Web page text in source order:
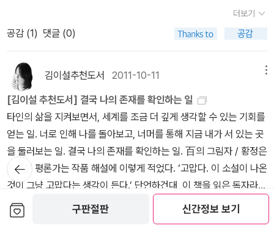
구판절판 신간정보 보기
서 줄리언이 고문 장면을 고문 피해자의 입장에서 얼마나 자세하고
소리 같은것들. 그러나 나는 이 책 속의 책, 쿠엥카의 고문의 이야기가
어떻게 진행될지 궁금했다. 끔찍한 결말이니 당연히 여기 이렇게 존
재하고 있는 것이라고 짐작하면서도, 그러나 내 짐작이 틀리기를 바
랐다. 고문을 당한 발레로와 산체스는 호세 그리말도스를 살해한 후
시신을 훼손했다고 자백했다. 그런데 이상하게도 그들은 시신을 유기
한 장소를 말하지 못했다. 줄리언이 주목했듯이 이 사실은 자백의 신
빙성을 의심하게 만들었어야 했지만, 오히려 그들의 유죄를 입증하는
추가 증거로 받아들여졌다. (p.68)그리고.수많은 범죄 혐의에 대하
여 검사는 사형을 구형했지만, 재판은 스페인 사법부의 미로 같은 방
이보나 흐미엘레프스카 이보나 흐미엘레프스카<두 사람>,<발가락
>,<문제가 생겼어요!>,<반이나 차 있을까 반밖에 없을까?>,<눈
> 이보나 흐미엘레프스카의 작품을 가끔 읽고 좋다고 여긴 적이 있
었지만 이 긴 이름을 한 번에 딱 외우게 만든 작품은 [마음의 집]이었
다. 내 마음의 집에는 방이 여러 개 있다는 그 생각이 나를 혹은 상대
를 이해하게 하는 문을 열어준 것 같았고, 이 작품 이후 이보나 흐미엘
레프스카의 그림을 무척 좋아하게 되었다. 생각보다 매우 유명했던
이 그림작가는 앞서 말한 두 작가만큼이나 왕성한 작품활동을 하고
있다. 철학적이고 상상력을 펼칠 수 있는 이보나 흐미엘레프스카
의 그림책은 다음과 같이 가지고 있으며 그중 지금도 가장 좋아하는
작가의 작품은 [마음의 집]이다. 3. 이수지, 노인경, 이혜리 이
수지<파도야 놀자>,<동물원>,<그림자 놀이>,<나의 명원 화실>,<
린 천원이 다른 나라 어린이에게는 교육과 생명의 돈이 될 수 있다는
사실을 알게 한다. 375. 말놀이 동시집 5
말놀이 동시집. 개인
크고 재밌는 호기심백과
입한 책. 377. 배고픈 여우 콘라트
려다 오리를 키우는 이야기. 감동스럽기까지하다. 378. 열두달
토끼밥상유치원에서 요리활동- 특히 자연물이나 농산물을 이용한
요리활동을 많이 하는 덕인지 이 책의 내용은 한솔이의 흥미를 이끌
어준다. 379. 나도 같이 놀고싶단말이야혼자 자라는 우리 한
솔이는 형제가 없다보니 늘 내가 놀아줘야한다. 그렇다고 한솔이하고
놀아라고 애를 하나 더 낳을수도 없고. ^^; 380. 도와줘, 빈스!
식물의 열매맺기를 위한 작업을 다양한 곤충들의 모습을 통해 보여주
는 그림책. 이 책 재미나다. 381. 깜장콩벌레아기그림책이지
교사가 말하지 말고 학생이 말하게 해야 한다고 한다. 수학과에서 토
의 학습이 이루어지려면 교구가 주어져야 하는데 그것은 간단한 학습
지 한 장일 수도 있다는 사실! 수학강사님이 추천하신 이 책을 읽어 볼
생각이다. 아무리 근사하게 말하고 교육하더라도 배우지 못하는 아이
들이 넘쳐나는데, 그 답들을 아이들에게서 찾아야 한다고 한다. 아이
들에게 다시 질문을 던져 주면서 모든 답이 아이들에게 나올 때 그 실
천력도 높아진다는 것을 생각해 보면서 유익한 정보들을 많이 얻을
수 있었다. 우연히 만나게 된 책인데, 1권을 읽고 만족도가 무척 높
아 2권을 사서 읽으려고 한다. 되풀이해서 여러 번 읽으면 도움이 되
겠다는 생각이 많이 들었다. 오늘 국어 강사님은 여희숙 선생님의 <
<토론하는 교실>>을 여러 차례 읽었는데 읽을 때마다 새로운 부분을
만나게 된다고 말씀하셨다. 이 책도 한 번 더 읽어봐야 할 것 같다.
그림책 강의에서는 많은 부분에서 익숙한 이야기와 익숙한 책들을
더보기
공감 (1) 댓글 (0)
김이설추천도서 2011-10-11
[김이설 추천도서] 결국 나의 존재를 확인하는 일
타인의 삶을 지켜보면서, 세계를 조금 더 깊게 생각할 수 있는 기회를
얻는 일. 너로 인해 나를 돌아보고, 너머를 통해 지금 내가 서 있는 곳
을 둘러보는 일. 결국 나의 존재를 확인하는 일. 百의 그림자 / 황정은
신형철 평론가는 작품 해설에 이렇게 적었다. ‘고맙다. 이 소설이 나온
것이 그냥 고맙다는 생각이 든다.’ 단언하건대, 이 책을 읽은 독자라면
모두 같은 생각일 것이다. 진심이 무엇인지에 대해 생각하게 하는 소
설이기 때문이다. 그러니 정말 고마운 소설이다. 많은 사람들이 이 책
더보기
뒤로가
기